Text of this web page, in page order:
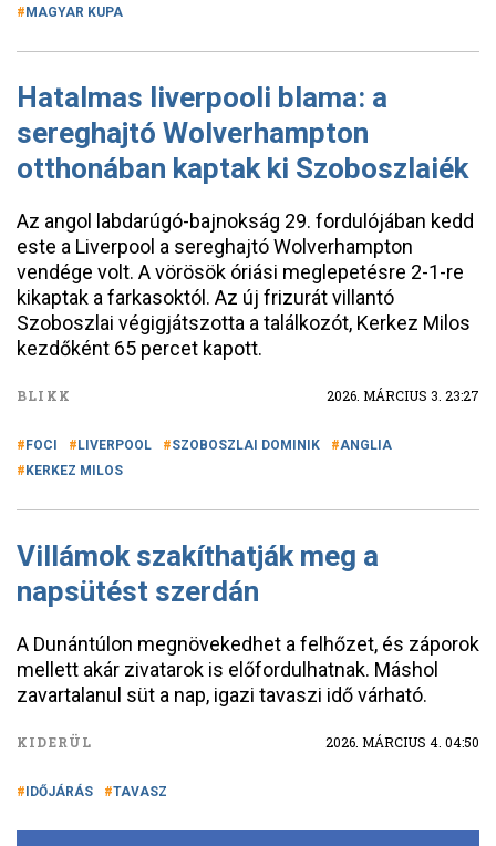
MAGYAR KUPA
Hatalmas liverpooli blama: a
sereghajtó Wolverhampton
otthonában kaptak ki Szoboszlaiék
Az angol labdarúgó-bajnokság 29. fordulójában kedd
este a Liverpool a sereghajtó Wolverhampton
vendége volt. A vörösök óriási meglepetésre 2-1-re
kikaptak a farkasoktól. Az új frizurát villantó
Szoboszlai végigjátszotta a találkozót, Kerkez Milos
kezdőként 65 percet kapott.
BLIKK 2026. MÁRCIUS 3. 23:27
FOCI LIVERPOOL SZOBOSZLAI DOMINIK
ANGLIA
KERKEZ MILOS
Villámok szakíthatják meg a
napsütést szerdán
A Dunántúlon megnövekedhet a felhőzet, és záporok
mellett akár zivatarok is előfordulhatnak. Máshol
zavartalanul süt a nap, igazi tavaszi idő várható.
KIDERÜL 2026. MÁRCIUS 4. 04:50
IDŐJÁRÁS TAVASZ